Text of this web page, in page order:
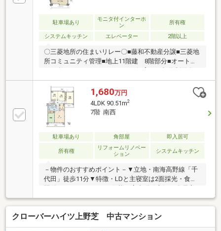
駐車場あり
モニタ付インターホ
ン
所有権
システムキッチン エレベーター 2階以上
〇三菱地所の住まいリレー〇■藤和不動産分譲■三菱地
所コミュニティ管理■地上11階建 8階部分■オートロ
■2面バルコニー■8階部分の為、眺望良好■通風良好■
陽当たり良好■南海高野線「千代田」駅 徒歩10分
1,680万円
4LDK 90.51m2
7階 南西
駐車場あり 角部屋 即入居可
所有権
リフォームリノベー
ション
システムキッチン
－物件のおすすめポイント－▼立地・南海高野線「千
代田」徒歩11分▼特徴・LDと主寝室は2面採光・食洗
に収納を確保・バルコニーに水栓有・残金精算後、即
引渡し可▼内装リフォーム履歴【2026年2月】・クロ
ス(LD・トイレ・洗面室・和室・各洋室)・フローリン
グ(各洋室)張替 等・畳表替【2022年8月】・キッチ
クローバーハイツ上野芝 中古マンション